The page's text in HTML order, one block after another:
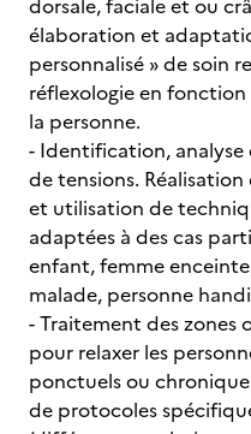
dorsale, faciale et ou
élaboration et
personnalisé » de soin
réflexologie en fonction
la personne.
- Identification,
de tensions.
et utilisation de
adaptées à des cas
enfant, femme
malade, personne
- Traitement des zones
pour relaxer les
ponctuels ou
de protocoles